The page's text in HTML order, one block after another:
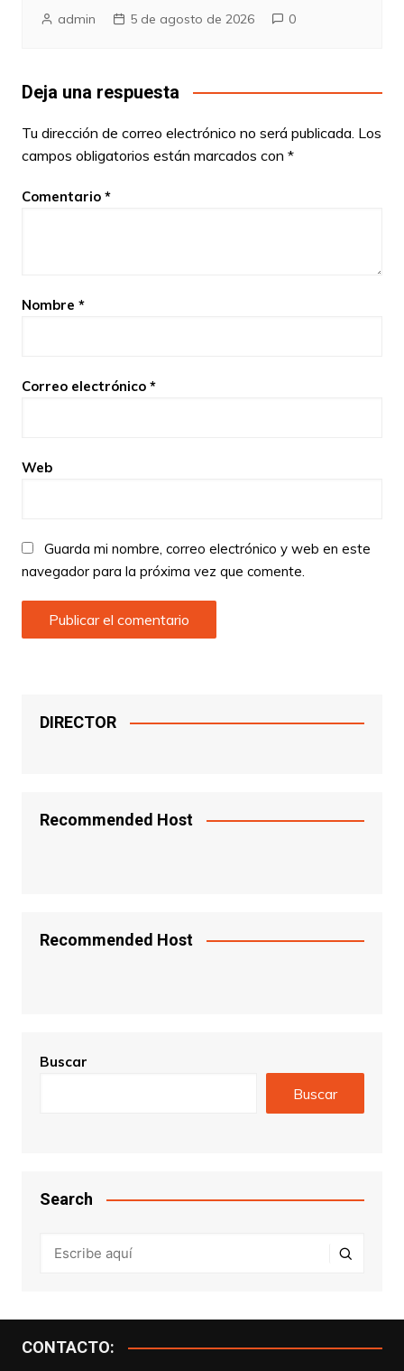
admin 5 de agosto de 2026 0
Deja una respuesta
Tu dirección de correo electrónico no será publicada. Los
campos obligatorios están marcados con *
Comentario *
Nombre *
Correo electrónico *
Web
Guarda mi nombre, correo electrónico y web en este
navegador para la próxima vez que comente.
DIRECTOR
Recommended Host
Recommended Host
Buscar
Buscar
Search
CONTACTO: